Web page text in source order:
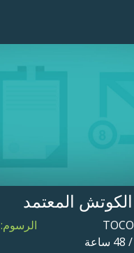
الكوتش المعتمد
TOCO
الرسوم: